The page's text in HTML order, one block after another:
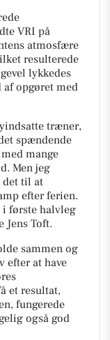
VRI på
atmosfære
resulterede
lykkedes
opgøret med
træner,
spændende
mange
Men jeg
det til at
efter ferien.
i første halvleg
Jens Toft.
sammen og
efter at have
et resultat,
fungerede
også god